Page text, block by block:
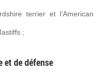
terrier et l’American
;
et de défense